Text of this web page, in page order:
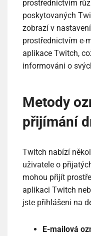
prostřednictvím
poskytovaných
zobrazí v
prostřednictvím e-
aplikace Twitch,
informováni o
Metody
přijímání
Twitch nabízí
uživatele o
mohou přijít
aplikaci Twitch
jste přihlášeni na
E-mailová